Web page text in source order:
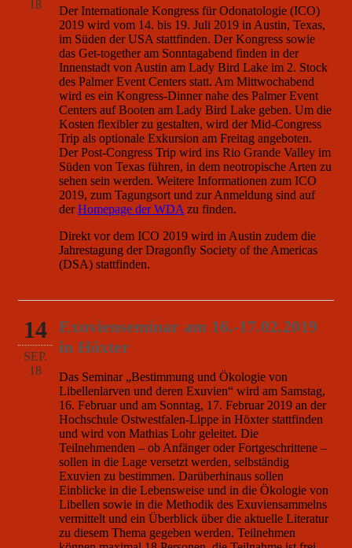
18
Der Internationale Kongress für Odonatologie (ICO)
2019 wird vom 14. bis 19. Juli 2019 in Austin, Texas,
im Süden der USA stattfinden. Der Kongress sowie
das Get-together am Sonntagabend finden in der
Innenstadt von Austin am Lady Bird Lake im 2. Stock
des Palmer Event Centers statt. Am Mittwochabend
wird es ein Kongress-Dinner nahe des Palmer Event
Centers auf Booten am Lady Bird Lake geben. Um die
Kosten flexibler zu gestalten, wird der Mid-Congress
Trip als optionale Exkursion am Freitag angeboten.
Der Post-Congress Trip wird ins Rio Grande Valley im
Süden von Texas führen, in dem neotropische Arten zu
sehen sein werden. Weitere Informationen zum ICO
2019, zum Tagungsort und zur Anmeldung sind auf
derHomepage der WDA zu finden.
Direkt vor dem ICO 2019 wird in Austin zudem die
Jahrestagung der Dragonfly Society of the Americas
(DSA) stattfinden.
14
SEP.
18
Exuvienseminar am 16.-17.02.2019
in Höxter
Das Seminar „Bestimmung und Ökologie von
Libellenlarven und deren Exuvien“ wird am Samstag,
16. Februar und am Sonntag, 17. Februar 2019 an der
Hochschule Ostwestfalen-Lippe in Höxter stattfinden
und wird von Mathias Lohr geleitet. Die
Teilnehmenden – ob Anfänger oder Fortgeschrittene –
sollen in die Lage versetzt werden, selbständig
Exuvien zu bestimmen. Darüberhinaus sollen
Einblicke in die Lebensweise und in die Ökologie von
Libellen sowie in die Methodik des Exuviensammelns
vermittelt und ein Überblick über die aktuelle Literatur
zu diesem Thema gegeben werden. Teilnehmen